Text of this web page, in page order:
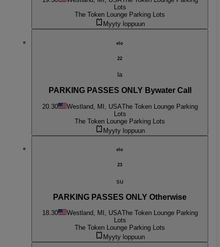
Lots
The Token Lounge Parking Lots
Myyty loppuun
elo
22
la
PARKING PASSES ONLY Bywater Call
20.30 Westland, MI, USAThe Token Lounge Parking
Lots
The Token Lounge Parking Lots
Myyty loppuun
elo
23
su
PARKING PASSES ONLY Otherwise
18.30 Westland, MI, USAThe Token Lounge Parking
Lots
The Token Lounge Parking Lots
Myyty loppuun